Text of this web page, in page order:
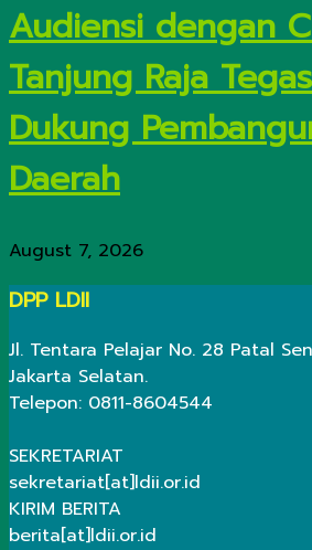
Audiensi dengan
Tanjung Raja
Dukung
Daerah
August 7, 2026
DPP LDII
Jl. Tentara Pelajar No. 28 Patal
Jakarta Selatan.
Telepon: 0811-8604544
SEKRETARIAT
sekretariat[at]ldii.or.id
KIRIM BERITA
berita[at]ldii.or.id